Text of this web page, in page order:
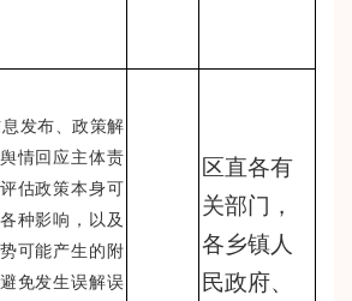
发布、政策解
情回应主体责
估政策本身可
种影响，以及
可能产生的附
免发生误解误
区直各有
关部门，
各乡镇人
民政府、